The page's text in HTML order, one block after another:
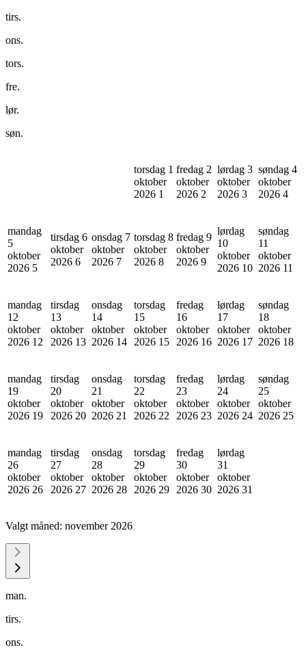
tirs.
ons.
tors.
fre.
lør.
søn.
torsdag 1
oktober
2026 1
fredag 2
oktober
2026 2
lørdag 3
oktober
2026 3
søndag 4
oktober
2026 4
mandag
5
oktober
2026 5
tirsdag 6
oktober
2026 6
onsdag 7
oktober
2026 7
torsdag 8
oktober
2026 8
fredag 9
oktober
2026 9
lørdag
10
oktober
2026 10
søndag
11
oktober
2026 11
mandag
12
oktober
2026 12
tirsdag
13
oktober
2026 13
onsdag
14
oktober
2026 14
torsdag
15
oktober
2026 15
fredag
16
oktober
2026 16
lørdag
17
oktober
2026 17
søndag
18
oktober
2026 18
mandag
19
oktober
2026 19
tirsdag
20
oktober
2026 20
onsdag
21
oktober
2026 21
torsdag
22
oktober
2026 22
fredag
23
oktober
2026 23
lørdag
24
oktober
2026 24
søndag
25
oktober
2026 25
mandag
26
oktober
2026 26
tirsdag
27
oktober
2026 27
onsdag
28
oktober
2026 28
torsdag
29
oktober
2026 29
fredag
30
oktober
2026 30
lørdag
31
oktober
2026 31
Valgt måned: november 2026
man.
tirs.
ons.